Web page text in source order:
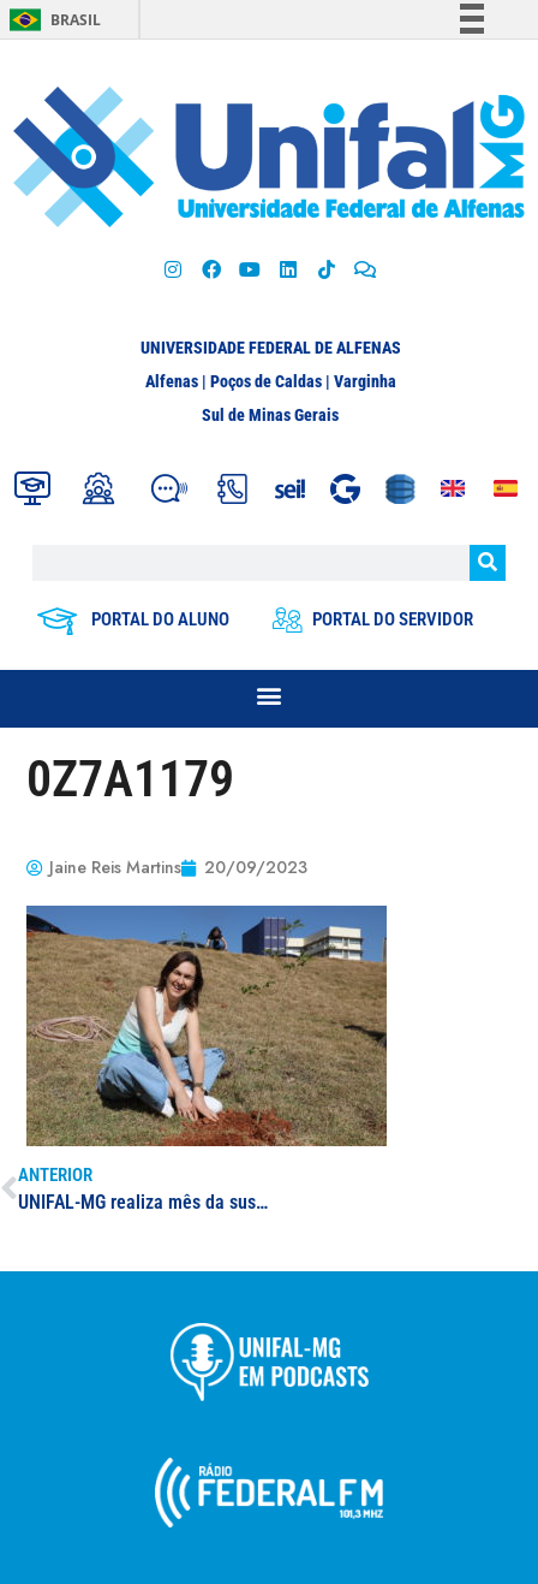
BRASIL
Participe
Acesso à informação
Legislação
UNIVERSIDADE FEDERAL DE ALFENAS
Alfenas | Poços de Caldas | Varginha
Sul de Minas Gerais
PORTAL DO ALUNO PORTAL DO SERVIDOR
0Z7A1179
Jaine Reis Martins 20/09/2023
ANTERIOR
UNIFAL-MG realiza mês da sustentabilidade nos campi de Alfenas, Poços de Caldas e Varginha